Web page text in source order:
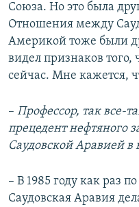
Союза. Но это была
Отношения между
Америкой тоже были
видел признаков того,
сейчас. Мне кажется,
– Профессор, так все-
прецедент нефтяного
Саудовской Аравией в
– В 1985 году как раз
Саудовская Аравия